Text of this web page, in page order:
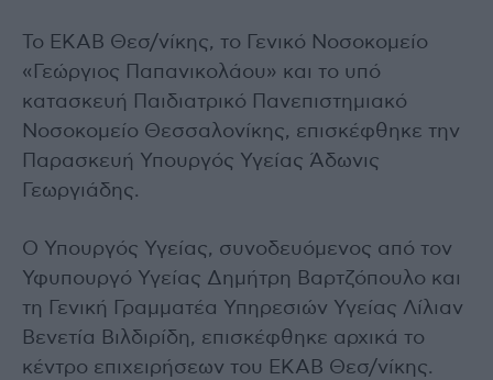
Το ΕΚΑΒ Θεσ/νίκης, το Γενικό Νοσοκομείο
«Γεώργιος Παπανικολάου» και το υπό
κατασκευή Παιδιατρικό Πανεπιστημιακό
Νοσοκομείο Θεσσαλονίκης, επισκέφθηκε την
Παρασκευή Υπουργός Υγείας Άδωνις
Γεωργιάδης.
Ο Υπουργός Υγείας, συνοδευόμενος από τον
Υφυπουργό Υγείας Δημήτρη Βαρτζόπουλο και
τη Γενική Γραμματέα Υπηρεσιών Υγείας Λίλιαν
Βενετία Βιλδιρίδη, επισκέφθηκε αρχικά το
κέντρο επιχειρήσεων του ΕΚΑΒ Θεσ/νίκης.